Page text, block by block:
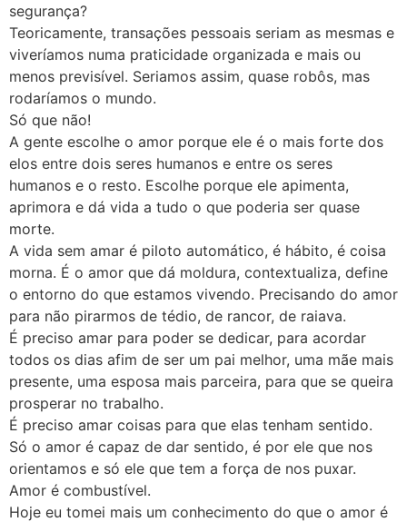
segurança?
Teoricamente, transações pessoais seriam as mesmas e
viveríamos numa praticidade organizada e mais ou
menos previsível. Seriamos assim, quase robôs, mas
rodaríamos o mundo.
Só que não!
A gente escolhe o amor porque ele é o mais forte dos
elos entre dois seres humanos e entre os seres
humanos e o resto. Escolhe porque ele apimenta,
aprimora e dá vida a tudo o que poderia ser quase
morte.
A vida sem amar é piloto automático, é hábito, é coisa
morna. É o amor que dá moldura, contextualiza, define
o entorno do que estamos vivendo. Precisando do amor
para não pirarmos de tédio, de rancor, de raiava.
É preciso amar para poder se dedicar, para acordar
todos os dias afim de ser um pai melhor, uma mãe mais
presente, uma esposa mais parceira, para que se queira
prosperar no trabalho.
É preciso amar coisas para que elas tenham sentido.
Só o amor é capaz de dar sentido, é por ele que nos
orientamos e só ele que tem a força de nos puxar.
Amor é combustível.
Hoje eu tomei mais um conhecimento do que o amor é